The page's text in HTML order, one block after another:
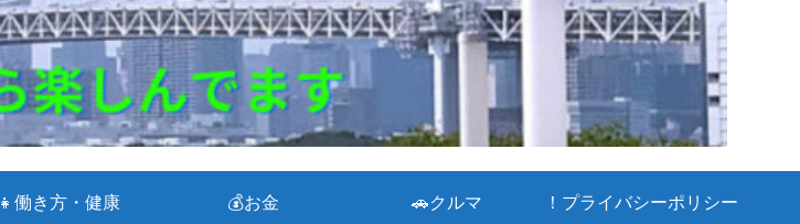
👧働き方・健康 💰お金 🚗クルマ ！プライバシーポリシー